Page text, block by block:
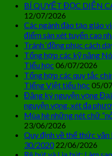
BÍ QUYẾT ĐỌC DIỄN
12/07/2026
Các ngành đào tạo giáo
điểm sàn xét tuyển cao
Tránh ‘đồng phục cách
Tổng hợp các kỹ năng
Tiểu học 06/07/2026
Tổng hợp các quy tắc
Tiếng Việt tiểu học 05/
Đăng ký nguyện vọng
nguyện vọng, xét đa
Mùa hè những nét chữ
23/06/2026
Quy định về thể thức văn
30/2020 22/06/2026